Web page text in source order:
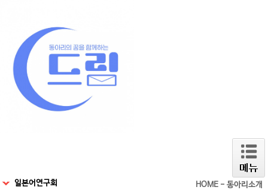
일본어연구회 HOME - 동아리소개